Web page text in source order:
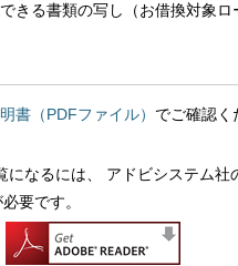
きる書類の写し（お借換対象ロ
書（PDFファイル） でご確認く
なるには、
アドビシステム社
要です。